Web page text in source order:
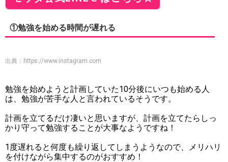
①勉強を始める時間が遅れる
出典： https://www.instagram.com
勉強を始めようと計画していた10分後にいつも始める人
は、勉強が苦手な人と言われているそうです。
計画を立てるだけ凄いと思いますが、計画を立てたらしっ
かり守って勉強することが大事なようですね！
1度遅れると何度も繰り返してしまうようなので、メリハリ
を付けながら集中するのがおすすめ！